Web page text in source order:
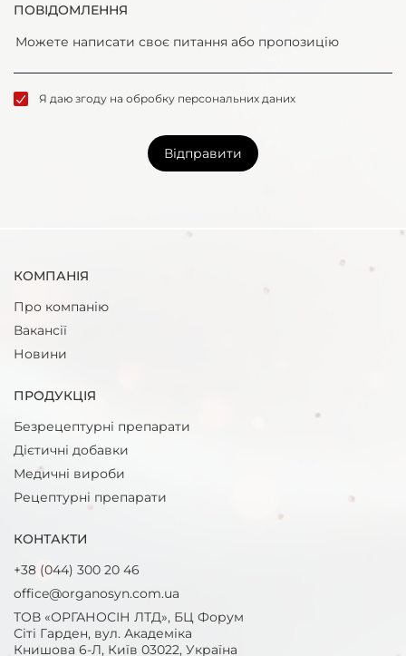
ПОВІДОМЛЕННЯ
Я даю згоду на обробку персональних даних
Відправити
КОМПАНІЯ
Про компанію
Вакансії
Новини
ПРОДУКЦІЯ
Безрецептурнi препарати
Дієтичні добавки
Медичні вироби
Рецептурнi препарати
КОНТАКТИ
+38 (044) 300 20 46
office@organosyn.com.ua
ТОВ «ОРГАНОСІН ЛТД», БЦ Форум
Сіті Гарден, вул. Академіка
Книшовa 6-Л, Київ 03022, Україна